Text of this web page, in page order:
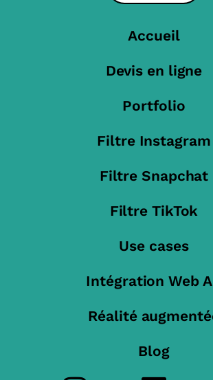
Accueil
Devis en ligne
Portfolio
Filtre Instagram
Filtre Snapchat
Filtre TikTok
Use cases
Intégration Web
Réalité
Blog